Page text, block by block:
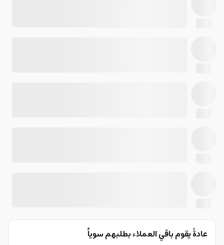
عادةً يقوم باقي العملاء بطلبهم سوياًً